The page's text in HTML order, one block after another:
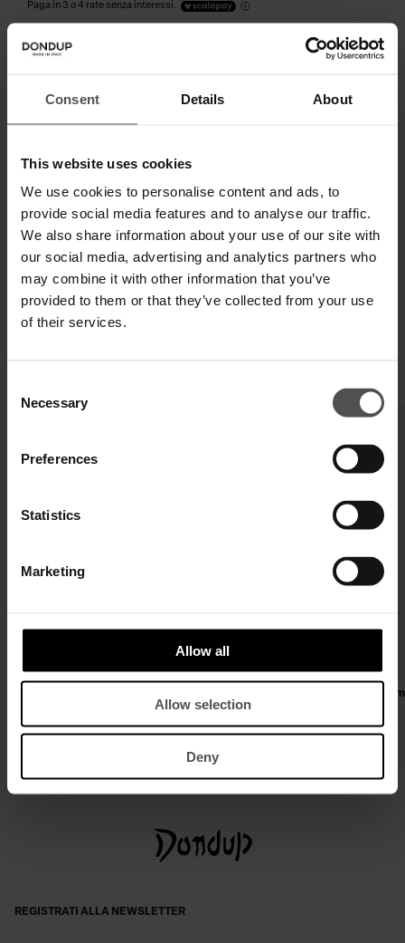
Consent Details About
This website uses cookies
We use cookies to personalise content and ads, to
provide social media features and to analyse our traffic.
We also share information about your use of our site with
our social media, advertising and analytics partners who
may combine it with other information that you’ve
provided to them or that they’ve collected from your use
of their services.
Selection
Necessary
Preferences
Statistics
Marketing
Allow all
Allow selection
Deny
Paga in 3 o 4 rate senza interessi.
SPEDIZIONE E RESO
TI POTREBBERO INTERESSARE ANCHE
Jeans Jacklyn wide leg in
lyocell
REGISTRATI ALLA NEWSLETTER